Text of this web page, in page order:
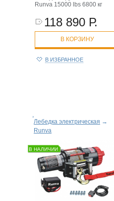
Runva 15000 lbs 6800 кг
118 890 Р.
В КОРЗИНУ
В ИЗБРАННОЕ
Лебедка электрическая →
Runva
В НАЛИЧИИ